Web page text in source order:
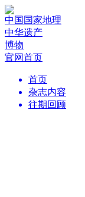
中国国家地理
中华遗产
博物
官网首页
首页
杂志内容
往期回顾